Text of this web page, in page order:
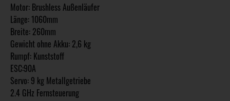
Motor: Brushless Außenläufer
Länge: 1060mm
Breite: 260mm
Gewicht ohne Akku: 2,6 kg
Rumpf: Kunststoff
ESC:90A
Servo: 9 kg Metallgetriebe
2.4 GHz Fernsteuerung